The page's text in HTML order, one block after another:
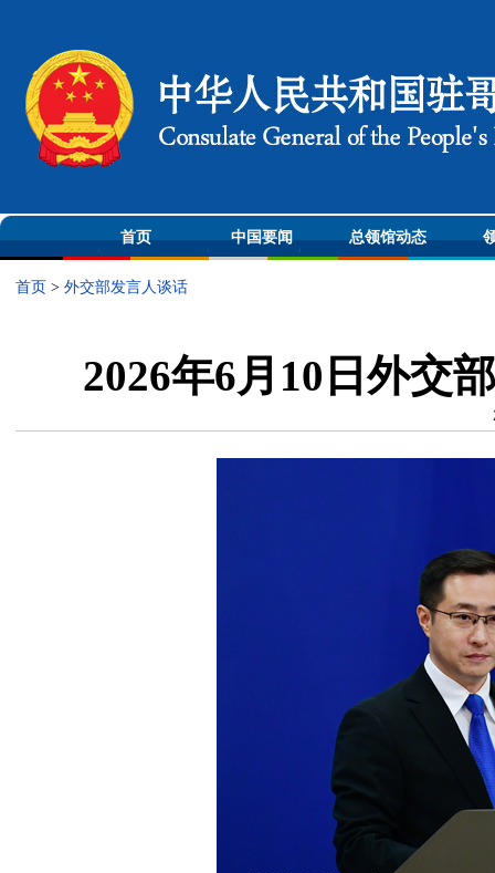
首页 中国要闻 总领馆动态
首页 > 外交部发言人谈话
2026年6月10日外交